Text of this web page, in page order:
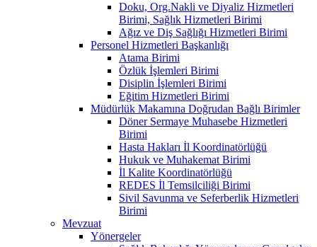
Doku, Org.Nakli ve Diyaliz Hizmetleri
Birimi, Sağlık Hizmetleri Birimi
Ağız ve Diş Sağlığı Hizmetleri Birimi
Personel Hizmetleri Başkanlığı
Atama Birimi
Özlük İşlemleri Birimi
Disiplin İşlemleri Birimi
Eğitim Hizmetleri Birimi
Müdürlük Makamına Doğrudan Bağlı Birimler
Döner Sermaye Muhasebe Hizmetleri
Birimi
Hasta Hakları İl Koordinatörlüğü
Hukuk ve Muhakemat Birimi
İl Kalite Koordinatörlüğü
REDES İl Temsilciliği Birimi
Sivil Savunma ve Seferberlik Hizmetleri
Birimi
Mevzuat
Yönergeler